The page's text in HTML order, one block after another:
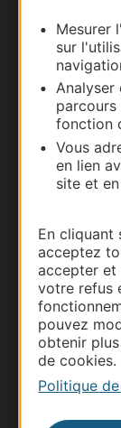
Mesurer
sur
Analyser
parcours
fonction
Vous
en lien
site et
En cliquant
acceptez
accepter et
votre refus
pouvez
obtenir
de cookies.
Politique
Business/
Pros
Site